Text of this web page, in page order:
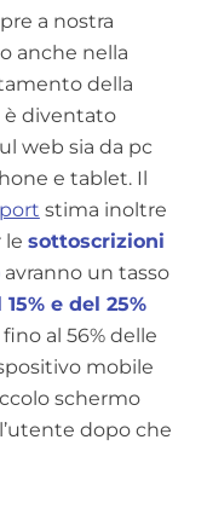
a nostra
anche nella
della
è diventato
web sia da pc
e tablet. Il
stima inoltre
le sottoscrizioni
avranno un tasso
e del 25%
al 56% delle
mobile
schermo
dopo che